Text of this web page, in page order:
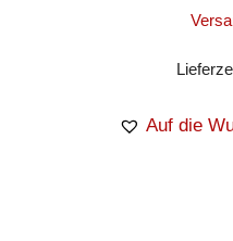
Auf die